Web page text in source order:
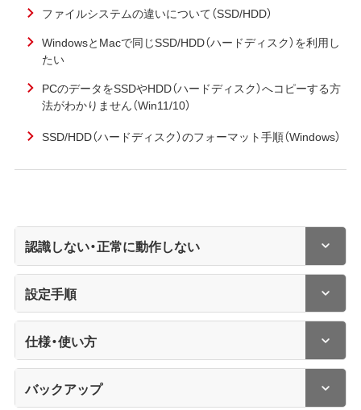
ファイルシステムの違いについて（SSD/HDD）
WindowsとMacで同じSSD/HDD（ハードディスク）を利用し
たい
PCのデータをSSDやHDD（ハードディスク）へコピーする方
法がわかりません（Win11/10）
SSD/HDD（ハードディスク）のフォーマット手順（Windows）
認識しない・正常に動作しない
設定手順
仕様・使い方
バックアップ